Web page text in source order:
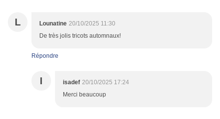
L Lounatine 20/10/2025 11:30
De très jolis tricots automnaux!
Répondre
I isadef 20/10/2025 17:24
Merci beaucoup